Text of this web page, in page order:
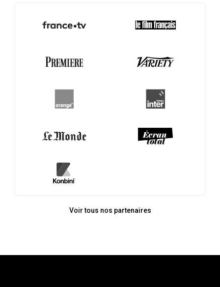
Voir tous nos partenaires